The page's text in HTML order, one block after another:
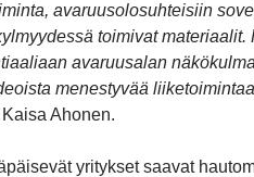
avaruusolosuhteisiin
toimivat
avaruusalan
menestyvää
Kaisa Ahonen.
yritykset saavat